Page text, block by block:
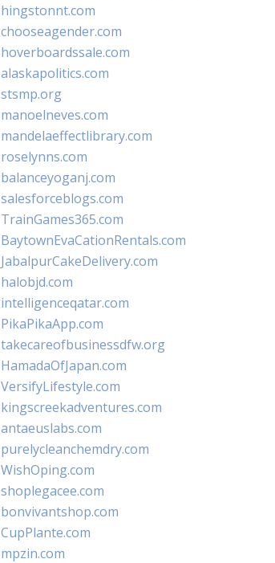
hingstonnt.com
chooseagender.com
hoverboardssale.com
alaskapolitics.com
stsmp.org
manoelneves.com
mandelaeffectlibrary.com
roselynns.com
balanceyoganj.com
salesforceblogs.com
TrainGames365.com
BaytownEvaCationRentals.com
JabalpurCakeDelivery.com
halobjd.com
intelligenceqatar.com
PikaPikaApp.com
takecareofbusinessdfw.org
HamadaOfJapan.com
VersifyLifestyle.com
kingscreekadventures.com
antaeuslabs.com
purelycleanchemdry.com
WishOping.com
shoplegacee.com
bonvivantshop.com
CupPlante.com
mpzin.com